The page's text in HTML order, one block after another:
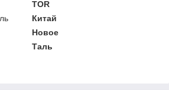
TOR
Китай
Новое
Таль